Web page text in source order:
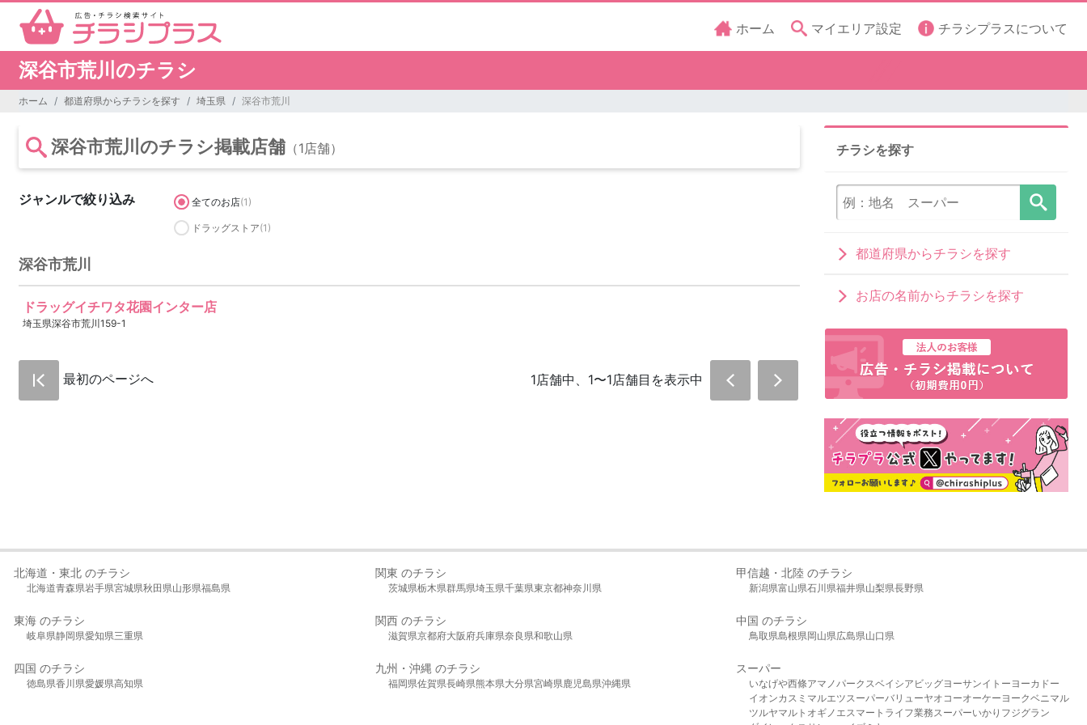
ホーム マイエリア設定 チラシプラスについて
深谷市荒川のチラシ
ホーム 都道府県からチラシを探す 埼玉県 深谷市荒川
深谷市荒川のチラシ掲載店舗 （1店舗）
ジャンルで絞り込み 全てのお店(1)
ドラッグストア(1)
深谷市荒川
ドラッグイチワタ花園インター店
埼玉県深谷市荒川159-1
最初のページへ 1店舗中、1〜1店舗目を表示中
チラシを探す
都道府県からチラシを探す
お店の名前からチラシを探す
北海道・東北 のチラシ
北海道青森県岩手県宮城県秋田県山形県福島県
関東 のチラシ
茨城県栃木県群馬県埼玉県千葉県東京都神奈川県
甲信越・北陸 のチラシ
新潟県富山県石川県福井県山梨県長野県
東海 のチラシ
岐阜県静岡県愛知県三重県
関西 のチラシ
滋賀県京都府大阪府兵庫県奈良県和歌山県
中国 のチラシ
鳥取県島根県岡山県広島県山口県
四国 のチラシ
徳島県香川県愛媛県高知県
九州・沖縄 のチラシ
福岡県佐賀県長崎県熊本県大分県宮崎県 鹿児島県沖縄県
スーパー
いなげや西條アマノパークスベイシア ビッグヨーサンイトーヨーカドー
イオンカスミ マルエツ スーパーバリューヤオコーオーケー ヨークベニマル
ツルヤマルト オギノ エスマート ライフ業務スーパーいかり フジグラン